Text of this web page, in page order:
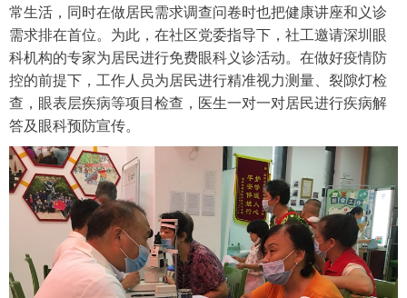
常生活，同时在做居民需求调查问卷时也把健康讲座和义诊
需求排在首位。为此，在社区党委指导下，社工邀请深圳眼
科机构的专家为居民进行免费眼科义诊活动。在做好疫情防
控的前提下，工作人员为居民进行精准视力测量、裂隙灯检
查，眼表层疾病等项目检查，医生一对一对居民进行疾病解
答及眼科预防宣传。